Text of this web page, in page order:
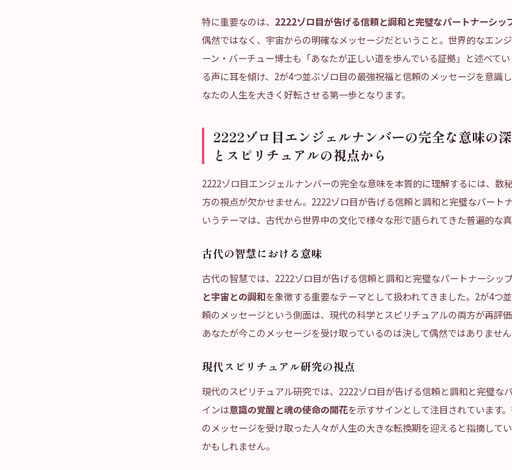
特に重要なのは、 2222ゾロ目が告げる信頼と調和と完璧なパートナーシッ
偶然ではなく、宇宙からの明確なメッセージだということ。世界的なエン
ーン・バーチュー博士も「あなたが正しい道を歩んでいる証拠」と述べて
る声に耳を傾け、2が4つ並ぶゾロ目の最強祝福と信頼のメッセージを意識
なたの人生を大きく好転させる第一歩となります。
2222ゾロ目エンジェルナンバーの完全な意味の
とスピリチュアルの視点から
2222ゾロ目エンジェルナンバーの完全な意味を本質的に理解するには、数
方の視点が欠かせません。2222ゾロ目が告げる信頼と調和と完璧なパート
いうテーマは、古代から世界中の文化で様々な形で語られてきた普遍的な真
古代の智慧における意味
古代の智慧では、2222ゾロ目が告げる信頼と調和と完璧なパートナーシッ
と宇宙との調和を象徴する重要なテーマとして扱われてきました。2が4つ
頼のメッセージという側面は、現代の科学とスピリチュアルの両方が再評価
あなたが今このメッセージを受け取っているのは決して偶然ではありません
現代スピリチュアル研究の視点
現代のスピリチュアル研究では、2222ゾロ目が告げる信頼と調和と完璧な
インは意識の覚醒と魂の使命の開花を示すサインとして注目されています
のメッセージを受け取った人々が人生の大きな転換期を迎えると指摘して
かもしれません。